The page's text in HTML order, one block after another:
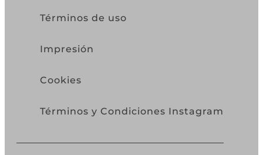
Términos de uso
Impresión
Cookies
Términos y Condiciones Instagram